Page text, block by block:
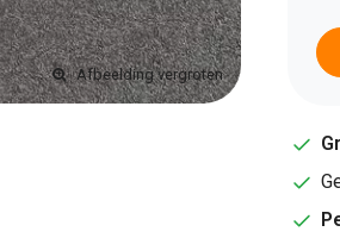
Afbeelding vergroten